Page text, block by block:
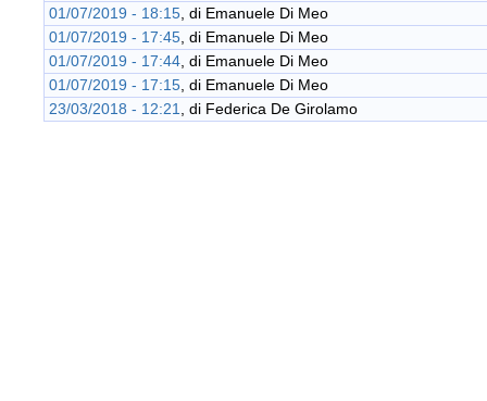
01/07/2019 - 18:15 , di Emanuele Di Meo
01/07/2019 - 17:45 , di Emanuele Di Meo
01/07/2019 - 17:44 , di Emanuele Di Meo
01/07/2019 - 17:15 , di Emanuele Di Meo
23/03/2018 - 12:21
, di Federica De Girolamo